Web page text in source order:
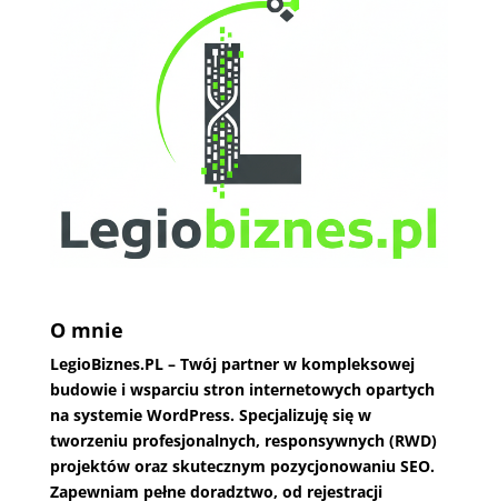
O mnie
LegioBiznes.PL– Twój partner w kompleksowej
budowie i wsparciu stron internetowych opartych
na systemie WordPress. Specjalizuję się w
tworzeniu profesjonalnych, responsywnych (RWD)
projektów oraz skutecznym pozycjonowaniu SEO.
Zapewniam pełne doradztwo, od rejestracji